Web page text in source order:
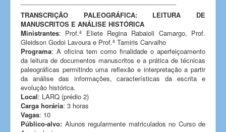
TRANSCRIÇÃO PALEOGRÁFICA: LEITURA DE
MANUSCRITOS E ANÁLISE HISTÓRICA
Ministrantes: Prof.ª Eliete Regina Rabaioli Camargo, Prof.
Gleidson Godoi Lavoura e Prof.ª Tamiris Carvalho
Programa: A oficina tem como finalidade o aperfeiçoamento
da leitura de documentos manuscritos e a prática de técnicas
paleográficas permitindo uma reflexão e interpretação a partir
da análise das informações, características da escrita e
evolução histórica.
Local: LARQ (prédio 2)
Carga horária: 3 horas
Vagas: 10
Público-alvo: Alunos regularmente matriculados no Curso de